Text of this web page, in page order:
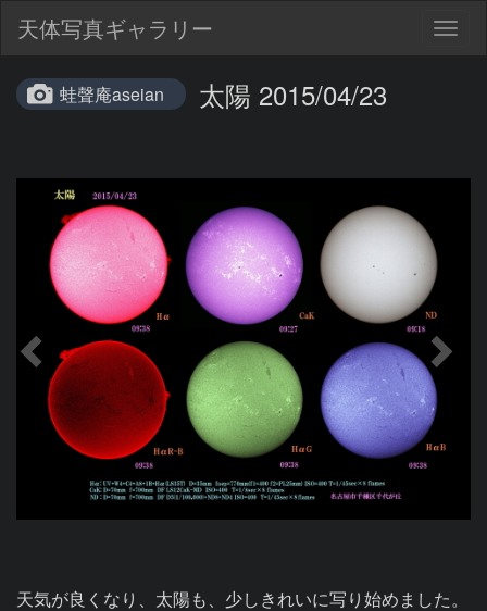
天体写真ギャラリー
蛙聲庵aseian 太陽 2015/04/23
天気が良くなり、太陽も、少しきれいに写り始めました。